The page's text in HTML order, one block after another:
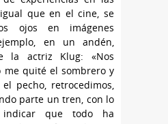
que en el cine, se
ojos en imágenes
en un andén,
la actriz Klug: «Nos
me quité el sombrero y
pecho, retrocedimos,
parte un tren, con lo
que todo ha